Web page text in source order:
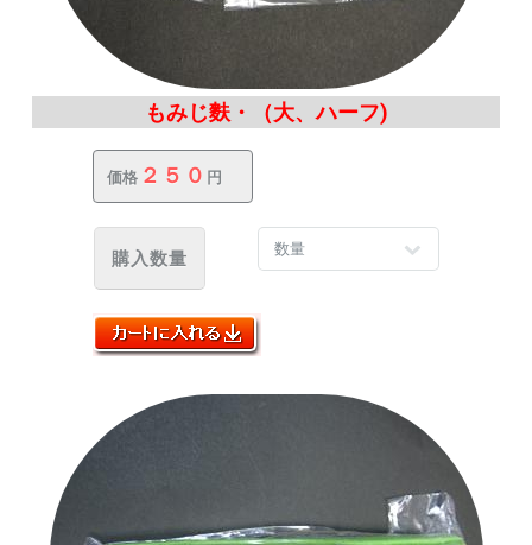
もみじ麩・（大、ハーフ)
価格 ２５０ 円
購入数量